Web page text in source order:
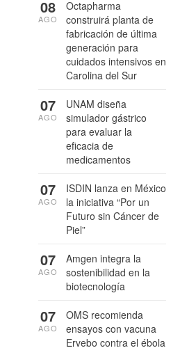
Octapharma
construirá planta de
fabricación de última
generación para
cuidados intensivos en
Carolina del Sur
08
AGO
UNAM diseña
simulador gástrico
para evaluar la
eficacia de
medicamentos
07
AGO
ISDIN lanza en México
la iniciativa “Por un
Futuro sin Cáncer de
Piel”
07
AGO
Amgen integra la
sostenibilidad en la
biotecnología
07
AGO
OMS recomienda
ensayos con vacuna
Ervebo contra el ébola
07
AGO